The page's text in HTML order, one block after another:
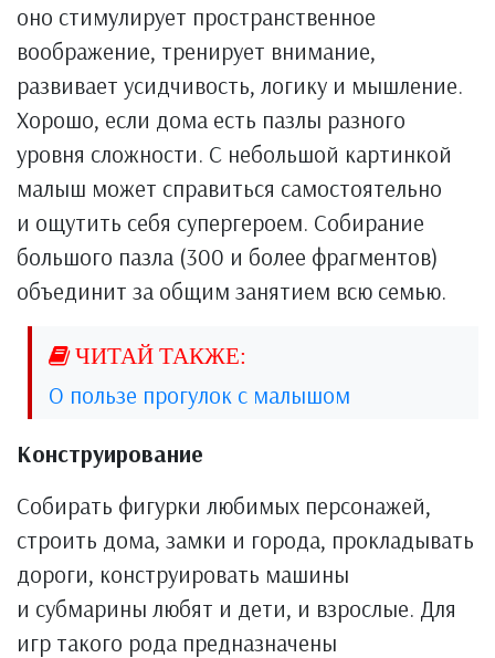
оно стимулирует пространственное
воображение, тренирует внимание,
развивает усидчивость, логику и мышление.
Хорошо, если дома есть пазлы разного
уровня сложности. С небольшой картинкой
малыш может справиться самостоятельно
и ощутить себя супергероем. Собирание
большого пазла (300 и более фрагментов)
объединит за общим занятием всю семью.
О пользе прогулок с малышом
Конструирование
Собирать фигурки любимых персонажей,
строить дома, замки и города, прокладывать
дороги, конструировать машины
и субмарины любят и дети, и взрослые. Для
игр такого рода предназначены